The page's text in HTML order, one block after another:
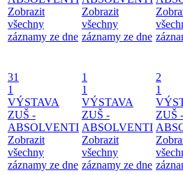
Zobrazit
všechny
záznamy ze dne
Zobrazit
všechny
záznamy ze dne
31
1
VÝSTAVA
ZUŠ -
ABSOLVENTI
Zobrazit
všechny
záznamy ze dne
1
1
VÝSTAVA
ZUŠ -
ABSOLVENTI
Zobrazit
všechny
záznamy ze dne
2
1
ZUŠ -